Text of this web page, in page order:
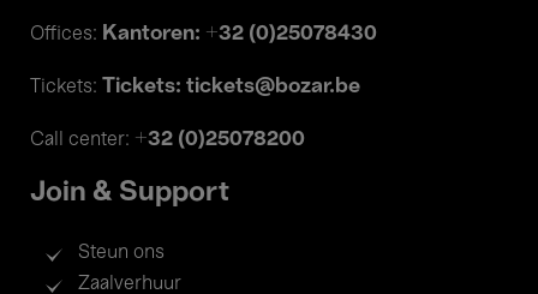
Offices: Kantoren: +32 (0)25078430
Tickets: Tickets: tickets@bozar.be
Call center: +32 (0)25078200
Join & Support
Steun ons
Zaalverhuur